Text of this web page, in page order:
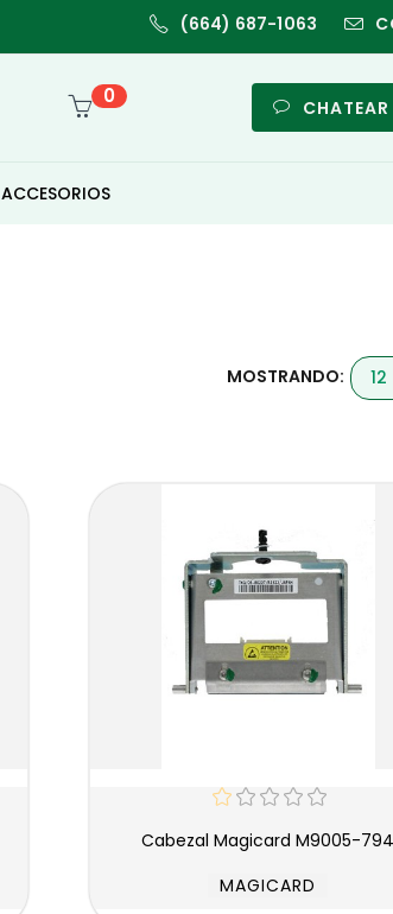
(664) 687-1063
0
ACCESORIOS
MOSTRANDO:
Cabezal Magicard M9005-794
MAGICARD